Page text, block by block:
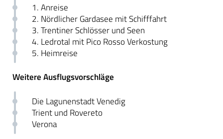
1. Anreise
2. Nördlicher Gardasee mit Schifffahrt
3. Trentiner Schlösser und Seen
4. Ledrotal mit Pico Rosso Verkostung
5. Heimreise
Weitere Ausflugsvorschläge
Die Lagunenstadt Venedig
Trient und Rovereto
Verona